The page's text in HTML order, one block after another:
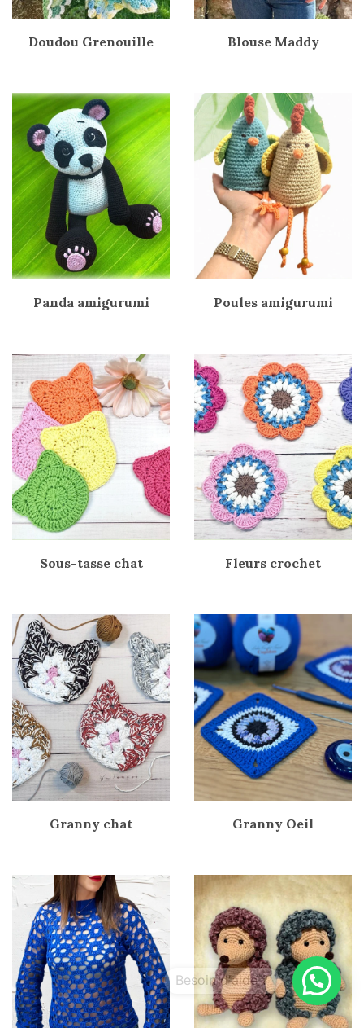
Doudou Grenouille Blouse Maddy
Panda amigurumi Poules amigurumi
Sous-tasse chat Fleurs crochet
Granny chat Granny Oeil